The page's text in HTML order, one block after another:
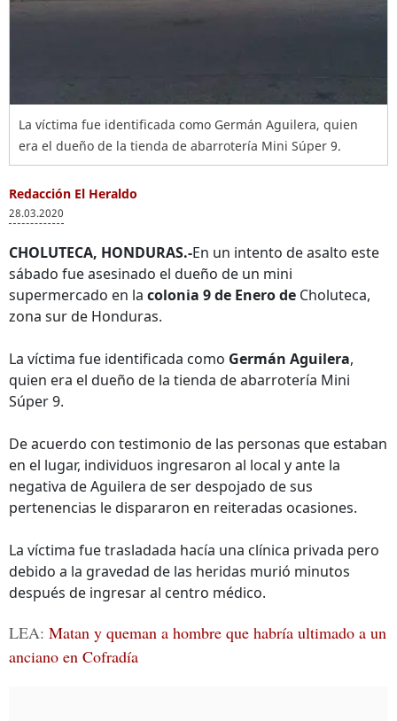
La víctima fue identificada como Germán Aguilera, quien
era el dueño de la tienda de abarrotería Mini Súper 9.
Redacción El Heraldo
28.03.2020
CHOLUTECA, HONDURAS.-En un intento de asalto este
sábado fue asesinado el dueño de un mini
supermercado en la colonia 9 de Enero de Choluteca,
zona sur de Honduras.
La víctima fue identificada como Germán Aguilera,
quien era el dueño de la tienda de abarrotería Mini
Súper 9.
De acuerdo con testimonio de las personas que estaban
en el lugar, individuos ingresaron al local y ante la
negativa de Aguilera de ser despojado de sus
pertenencias le dispararon en reiteradas ocasiones.
La víctima fue trasladada hacía una clínica privada pero
debido a la gravedad de las heridas murió minutos
después de ingresar al centro médico.
LEA: Matan y queman a hombre que habría ultimado a un
anciano en Cofradía